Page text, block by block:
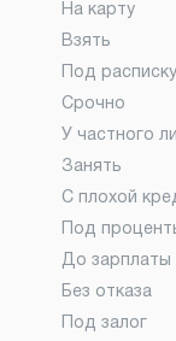
На карту
Взять
Под расписку
Срочно
У частного
Занять
С плохой
Под
До зарплаты
Без отказа
Под залог